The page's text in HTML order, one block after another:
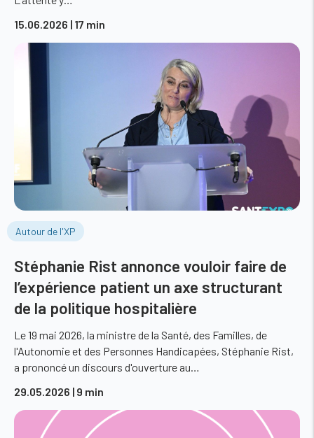
15.06.2026 | 17 min
Autour de l'XP
Stéphanie Rist annonce vouloir faire de
l’expérience patient un axe structurant
de la politique hospitalière
Le 19 mai 2026, la ministre de la Santé, des Familles, de
l'Autonomie et des Personnes Handicapées, Stéphanie Rist,
a prononcé un discours d'ouverture au…
29.05.2026 | 9 min